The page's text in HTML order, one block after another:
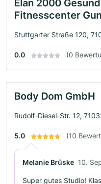
Elan 2000
Fitnesscenter
Stuttgarter Straße 120,
0.0 (0
Body Dom GmbH
Rudolf-Diesel-Str. 12,
5.0 (10
Melanie Brüske 10.
Super gutes Studio!